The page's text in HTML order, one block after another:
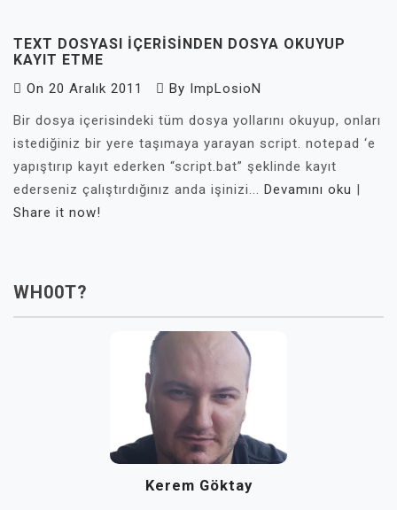
TEXT DOSYASI IÇERISINDEN DOSYA OKUYUP
KAYIT ETME
On 20 Aralık 2011 By ImpLosioN
Bir dosya içerisindeki tüm dosya yollarını okuyup, onları
istediğiniz bir yere taşımaya yarayan script. notepad ‘e
yapıştırıp kayıt ederken “script.bat” şeklinde kayıt
ederseniz çalıştırdığınız anda işinizi... Devamını oku |
Share it now!
WH00T?
Kerem Göktay